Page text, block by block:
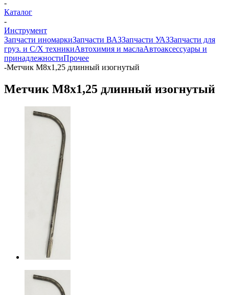
-
Каталог
-
Инструмент
Запчасти иномаркиЗапчасти ВАЗЗапчасти УАЗЗапчасти для
груз. и С/Х техникиАвтохимия и маслаАвтоаксессуары и
принадлежностиПрочее
-Метчик М8х1,25 длинный изогнутый
Метчик М8х1,25 длинный изогнутый